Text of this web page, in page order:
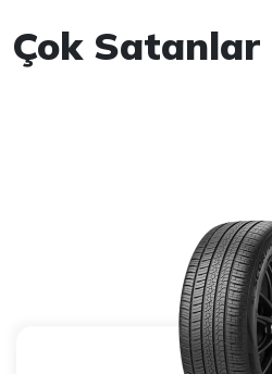
Çok Satanlar